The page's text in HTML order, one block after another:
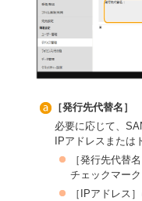
［発行先代替名］
必要に応じて、
IPアドレスまたは
［発行先代替
チェックマーク
［IPアドレス